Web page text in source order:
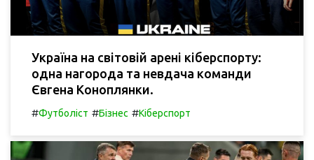
Україна на світовій арені кіберспорту:
одна нагорода та невдача команди
Євгена Коноплянки.
#Футболіст #Бізнес #Кіберспорт